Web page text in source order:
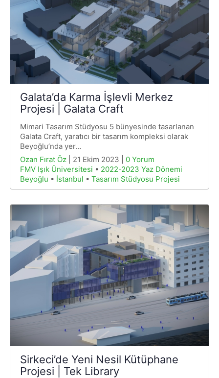
Galata’da Karma İşlevli Merkez
Projesi | Galata Craft
Mimari Tasarım Stüdyosu 5 bünyesinde tasarlanan
Galata Craft, yaratıcı bir tasarım kompleksi olarak
Beyoğlu’nda yer…
Ozan Fırat Öz | 21 Ekim 2023 | 0 Yorum
FMV Işık Üniversitesi • 2022-2023 Yaz Dönemi
Beyoğlu • İstanbul • Tasarım Stüdyosu Projesi
Sirkeci’de Yeni Nesil Kütüphane
Projesi | Tek Library